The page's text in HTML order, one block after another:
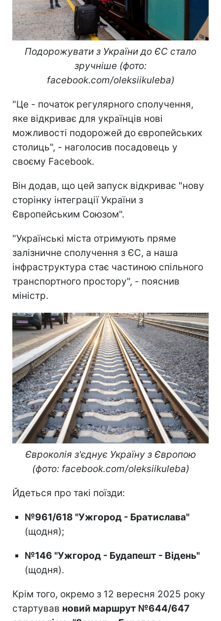
Подорожувати з України до ЄС стало
зручніше (фото:
facebook.com/oleksiikuleba)
"Це - початок регулярного сполучення,
яке відкриває для українців нові
можливості подорожей до європейських
столиць", - наголосив посадовець у
своєму Facebook.
Він додав, що цей запуск відкриває "нову
сторінку інтеграції України з
Європейським Союзом".
"Українські міста отримують пряме
залізничне сполучення з ЄС, а наша
інфраструктура стає частиною спільного
транспортного простору", - пояснив
міністр.
Євроколія з'єднує Україну з Європою
(фото: facebook.com/oleksiikuleba)
Йдеться про такі поїзди:
№961/618 "Ужгород - Братислава"
(щодня);
№146 "Ужгород - Будапешт - Відень"
(щодня).
Крім того, окремо з 12 вересня 2025 року
стартував новий маршрут №644/647